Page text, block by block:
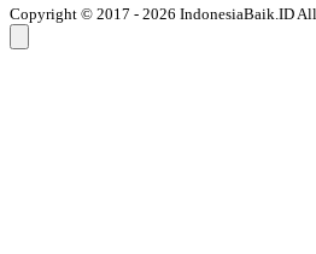
Copyright © 2017 - 2026 IndonesiaBaik.ID